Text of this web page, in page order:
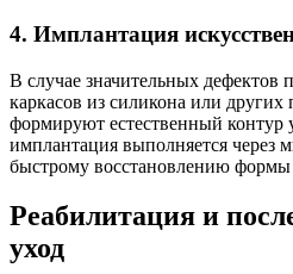
4. Имплантация
В случае значительных дефектов
каркасов из силикона или
формируют естественный
имплантация выполняется через
быстрому восстановлению формы
Реабилитация и
уход